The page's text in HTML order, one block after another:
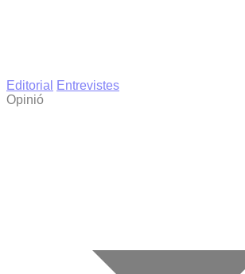
Editorial
Entrevistes
Opinió